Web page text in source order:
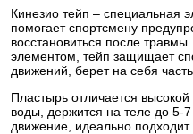
Кинезио тейп – специальная
помогает спортсмену
восстановиться после
элементом, тейп защищает
движений, берет на себя часть
Пластырь отличается
воды, держится на теле до 5-
движение, идеально подходит